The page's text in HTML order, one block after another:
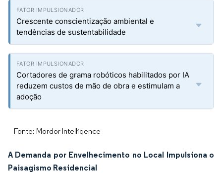
Crescente conscientização ambiental e
tendências de sustentabilidade
Cortadores de grama robóticos habilitados por IA
reduzem custos de mão de obra e estimulam a
adoção
Fonte: Mordor Intelligence
A Demanda por Envelhecimento no Local Impulsiona o
Paisagismo Residencial